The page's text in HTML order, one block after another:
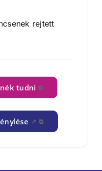
rejtett
tudni ⧉
↗ ⧉